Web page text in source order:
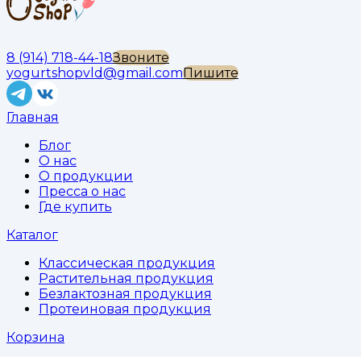
8 (914) 718-44-18Звоните
yogurtshopvld@gmail.comПишите
Главная
Блог
О нас
О продукции
Пресса о нас
Где купить
Каталог
Классическая продукция
Растительная продукция
Безлактозная продукция
Протеиновая продукция
Корзина